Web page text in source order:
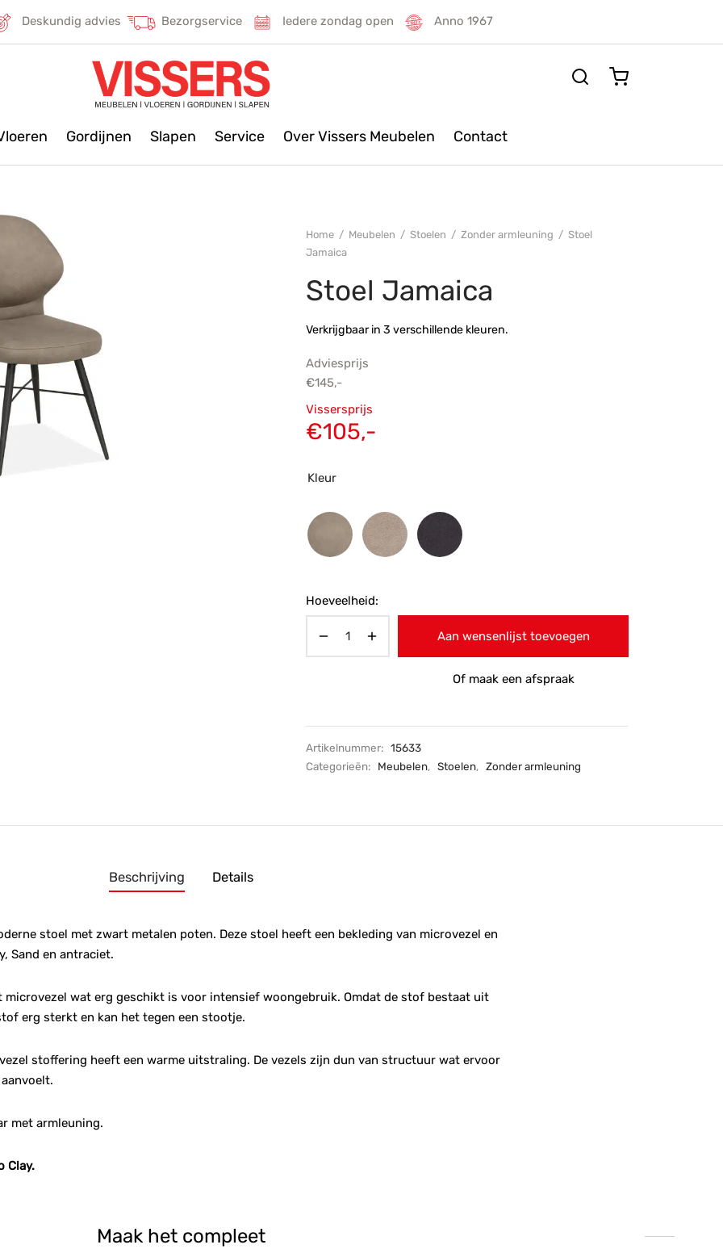
Deskundig advies Bezorgservice Iedere zondag open Anno 1967
Gordijnen Slapen Service Over Vissers Meubelen Contact
Home / Meubelen / Stoelen / Zonder armleuning / Stoel
Jamaica
Stoel Jamaica
Verkrijgbaar in 3 verschillende kleuren.
Adviesprijs
€145,-
Oorspronkelijke
prijs was:
Vissersprijs
€105,-
Kleur
Hoeveelheid:
Aan wensenlijst toevoegen
Of maak een afspraak
Artikelnummer: 15633
Categorieën:
Meubelen, Stoelen, Zonder armleuning
Beschrijving Details
stoel met zwart metalen poten. Deze stoel heeft een bekleding van microvezel en
Sand en antraciet.
microvezel wat erg geschikt is voor intensief woongebruik. Omdat de stof bestaat uit
erg sterkt en kan het tegen een stootje.
stoffering heeft een warme uitstraling. De vezels zijn dun van structuur wat ervoor
met armleuning.
Clay.
Maak het compleet